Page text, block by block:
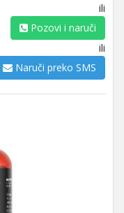
ili
Pozovi i naruči
ili
Naruči preko SMS